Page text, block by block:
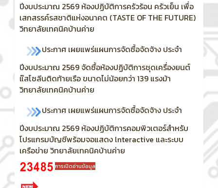
ปีงบประมาณ 2569 ห้องปฏิบัติการครัวร้อน ครัวเย็น เพื่อ
เสกสรรค์รสชาติแห่งอนาคต (TASTE OF THE FUTURE)
วิทยาลัยเทคนิคบ้านค่าย
ประกาศ เผยแพร่แผนการจัดซื้อจัดจ้าง ประจำ
ปีงบประมาณ 2569จัดซื้อห้องปฏิบัติการชุดเครื่องยนต์
แ๊สโซลีนติดท้ายเรือ ขนาดไม่น้อยกว่า 139 แรงม้า
วิทยาลัยเทคนิคบ้านค่าย
ประกาศ เผยแพร่แผนการจัดซื้อจัดจ้าง ประจำ
ปีงบประมาณ 2569 ห้องปฏิบัติการคอมพิวเตอร์สำหรับ
โปรแกรมบัญชีพร้อมจอแสดง lnteractive และระบบ
เครือข่าย วิทยาลัยเทคนิคบ้านค่าย
การเปิดอ่านข้อมูล